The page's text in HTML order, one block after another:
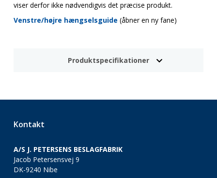
viser derfor ikke nødvendigvis det præcise produkt.
Venstre/højre hængselsguide (åbner en ny fane)
Produktspecifikationer
Kontakt
A/S J. PETERSENS BESLAGFABRIK
Jacob Petersensvej 9
DK-9240 Nibe